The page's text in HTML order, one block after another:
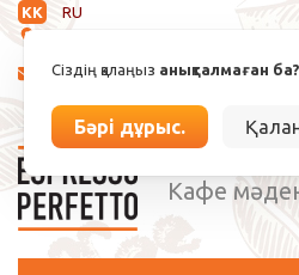
KK
RU
Сіздің қалаңыз анықталмаған ба?
Бәрі дұрыс.
info@espressoperfetto.kz
Кафе